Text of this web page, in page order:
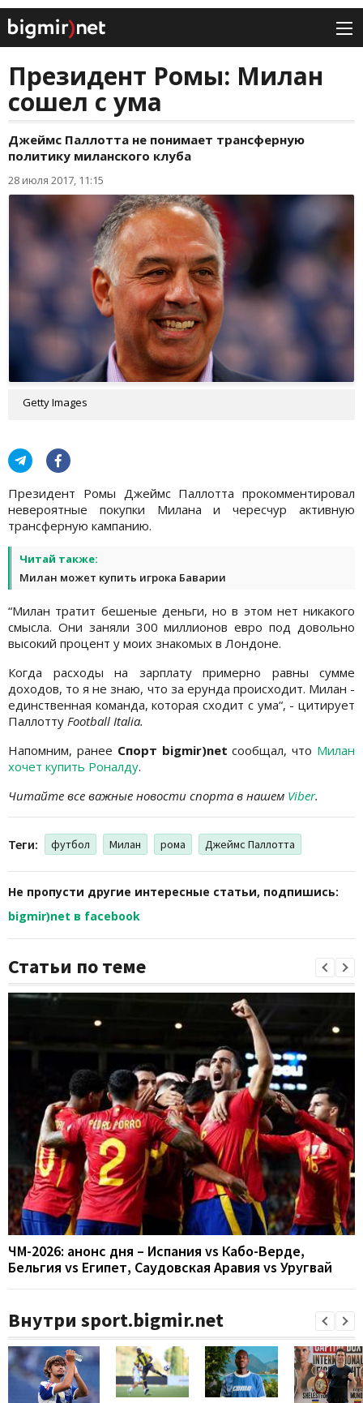
Президент Ромы: Милан
сошел с ума
Джеймс Паллотта не понимает трансферную
политику миланского клуба
28 июля 2017, 11:15
Getty Images
Президент Ромы Джеймс Паллотта прокомментировал
невероятные покупки Милана и чересчур активную
трансферную кампанию.
Читай также:
Милан может купить игрока Баварии
“Милан тратит бешеные деньги, но в этом нет никакого
смысла. Они заняли 300 миллионов евро под довольно
высокий процент у моих знакомых в Лондоне.
Когда расходы на зарплату примерно равны сумме
доходов, то я не знаю, что за ерунда происходит. Милан -
единственная команда, которая сходит с ума“, - цитирует
Паллотту Football Italia.
Напомним, ранее Спорт bigmir)netсообщал, что Милан
хочет купить Роналду.
Читайте все важные новости спорта в нашем Viber.
Теги: футбол Милан рома Джеймс Паллотта
Не пропусти другие интересные статьи, подпишись:
bigmir)net в facebook
Статьи по теме
ЧМ-2026: анонс дня – Испания vs Кабо-Верде,
Бельгия vs Египет, Саудовская Аравия vs Уругвай
Внутри sport.bigmir.net